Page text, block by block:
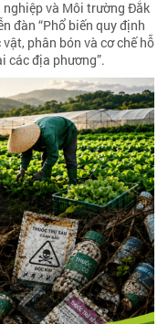
nghiệp và Môi trường Đắk
đàn “Phổ biến quy định
phân bón và cơ chế hỗ
các địa phương”.